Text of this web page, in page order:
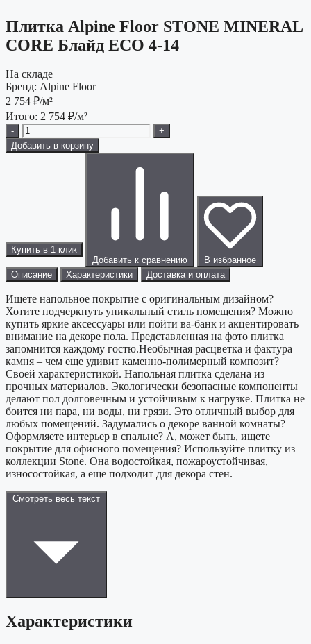
Плитка Alpine Floor STONE MINERAL
CORE Блайд ЕСО 4-14
На складе
Бренд: Alpine Floor
2 754 ₽/м²
Итого: 2 754 ₽/м²
-
+
Добавить в корзину
Купить в 1 клик
Добавить к сравнению
В избранное
Описание
Характеристики Доставка и оплата
Ищете напольное покрытие с оригинальным дизайном?
Хотите подчеркнуть уникальный стиль помещения? Можно
купить яркие аксессуары или пойти ва-банк и акцентировать
внимание на декоре пола. Представленная на фото плитка
запомнится каждому гостю.Необычная расцветка и фактура
камня – чем еще удивит каменно-полимерный композит?
Своей характеристикой. Напольная плитка сделана из
прочных материалов. Экологически безопасные компоненты
делают пол долговечным и устойчивым к нагрузке. Плитка не
боится ни пара, ни воды, ни грязи. Это отличный выбор для
любых помещений. Задумались о декоре ванной комнаты?
Оформляете интерьер в спальне? А, может быть, ищете
покрытие для офисного помещения? Используйте плитку из
коллекции Stone. Она водостойкая, пожароустойчивая,
износостойкая, а еще подходит для декора стен.
Смотреть весь текст
Характеристики